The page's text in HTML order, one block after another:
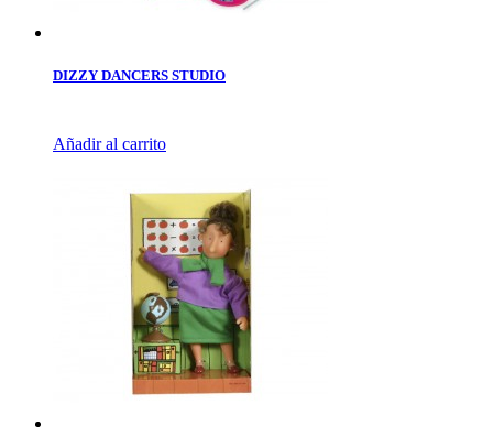
DIZZY DANCERS STUDIO
Añadir al carrito